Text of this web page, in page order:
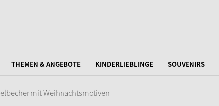
THEMEN & ANGEBOTE KINDERLIEBLINGE SOUVENIRS
mit Weihnachtsmotiven